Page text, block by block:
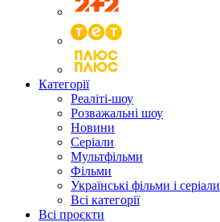
Категорії
Реаліті-шоу
Розважальні шоу
Новини
Серіали
Мультфільми
Фільми
Українські фільми і серіали
Всі категорії
Всі проєкти